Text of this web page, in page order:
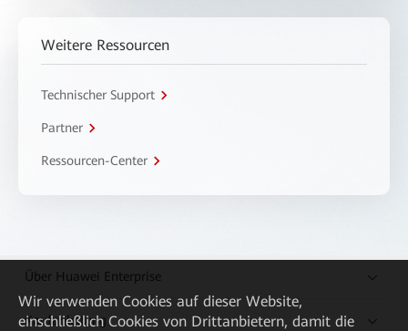
Weitere Ressourcen
Technischer Support
Partner
Ressourcen-Center
Über Huawei Enterprise
Kaufanleitung
Wir verwenden Cookies auf dieser Website,
einschließlich Cookies von Drittanbietern, damit die